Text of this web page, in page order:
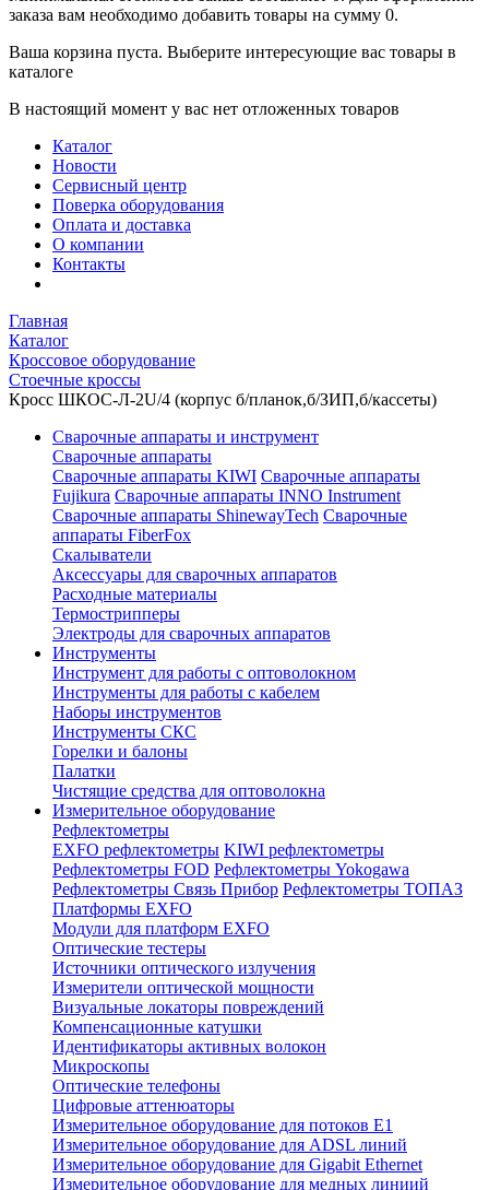
заказа вам необходимо добавить товары на сумму 0.
Ваша корзина пуста. Выберите интересующие вас товары в
каталоге
В настоящий момент у вас нет отложенных товаров
Каталог
Новости
Сервисный центр
Поверка оборудования
Оплата и доставка
О компании
Контакты
Главная
Каталог
Кроссовое оборудование
Стоечные кроссы
Кросс ШКОС-Л-2U/4 (корпус б/планок,б/ЗИП,б/кассеты)
Сварочные аппараты и инструмент
Сварочные аппараты
Сварочные аппараты KIWI Сварочные аппараты
Fujikura Сварочные аппараты INNO Instrument
Сварочные аппараты ShinewayTech Cварочные
аппараты FiberFox
Скалыватели
Аксессуары для сварочных аппаратов
Расходные материалы
Термострипперы
Электроды для сварочных аппаратов
Инструменты
Инструмент для работы с оптоволокном
Инструменты для работы с кабелем
Наборы инструментов
Инструменты СКС
Горелки и балоны
Палатки
Чистящие средства для оптоволокна
Измерительное оборудование
Рефлектометры
EXFO рефлектометры KIWI рефлектометры
Рефлектометры FOD Рефлектометры Yokogawa
Рефлектометры Связь Прибор Рефлектометры ТОПАЗ
Платформы EXFO
Модули для платформ EXFO
Оптические тестеры
Источники оптического излучения
Измерители оптической мощности
Визуальные локаторы повреждений
Компенсационные катушки
Идентификаторы активных волокон
Микроскопы
Оптические телефоны
Цифровые аттенюаторы
Измерительное оборудование для потоков Е1
Измерительное оборудование для ADSL линий
Измерительное оборудование для Gigabit Ethernet
Измерительное оборудование для медных линиий